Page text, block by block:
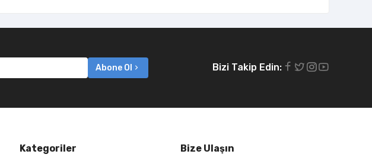
Abone Ol Bizi Takip Edin:
Kategoriler Bize Ulaşın